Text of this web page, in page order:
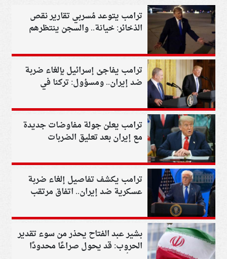
ترامب يتوعد مُسربي تقارير نقص
الذخائر: خيانة.. والسجن ينتظرهم
ترامب يفاجئ إسرائيل بإلغاء ضربة
ضد إيران.. ومسؤول: تركنا في
ترامب يعلن جولة مفاوضات جديدة
مع إيران بعد تعليق الضربات
ترامب يكشف تفاصيل إلغاء ضربة
عسكرية ضد إيران.. اتفاق مرتقب
بشير عبد الفتاح يحذر من سوء تقدير
الحروب: قد يحول صراعًا محدودًا